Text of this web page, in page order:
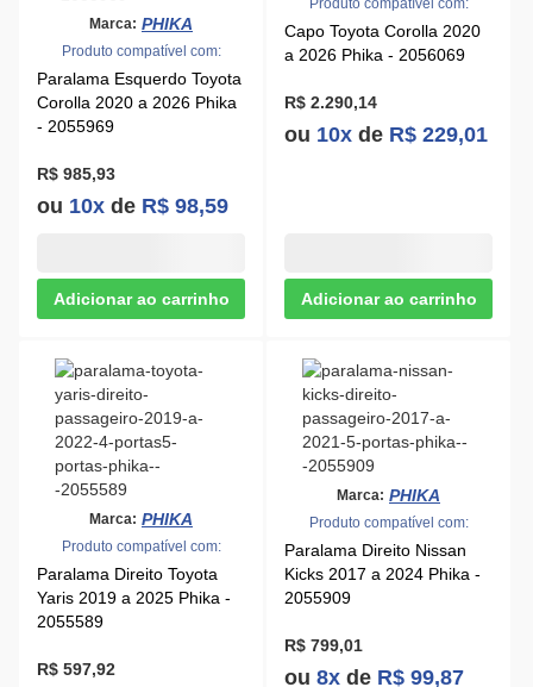
Corolla 2020 a 2026 Phika
- 2055969
R$ 985,93
ou10xde
a 2026 Phika - 2056069
R$ 2.290,14
ou10xde
Marca: PHIKA
Produto compatível com:
Paralama Direito Toyota
Yaris 2019 a 2025 Phika -
2055589
R$ 597,92
ou6xde
Marca: PHIKA
Produto compatível com:
Paralama Direito Nissan
Kicks 2017 a 2024 Phika -
2055909
R$ 799,01
ou8xde